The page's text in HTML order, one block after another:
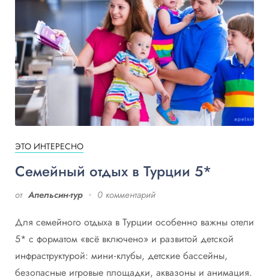
ЭТО ИНТЕРЕСНО
Семейный отдых в Турции 5*
от Апельсин-тур 0 комментарий
Для семейного отдыха в Турции особенно важны отели
5* с форматом «всё включено» и развитой детской
инфраструктурой: мини‑клубы, детские бассейны,
безопасные игровые площадки, аквазоны и анимация.